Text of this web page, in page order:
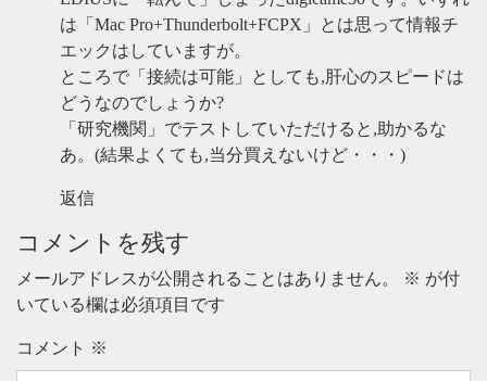
は「Mac Pro+Thunderbolt+FCPX」とは思って情報チ
エックはしていますが。
ところで「接続は可能」としても,肝心のスピードは
どうなのでしょうか?
「研究機関」でテストしていただけると,助かるな
あ。(結果よくても,当分買えないけど・・・)
返信
コメントを残す
メールアドレスが公開されることはありません。 ※ が付
いている欄は必須項目です
コメント ※